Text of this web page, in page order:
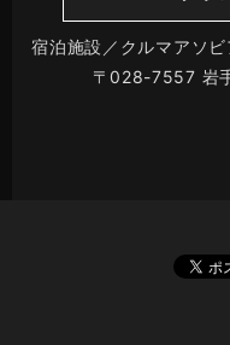
宿泊施設／クルマアソ
〒028-7557 岩